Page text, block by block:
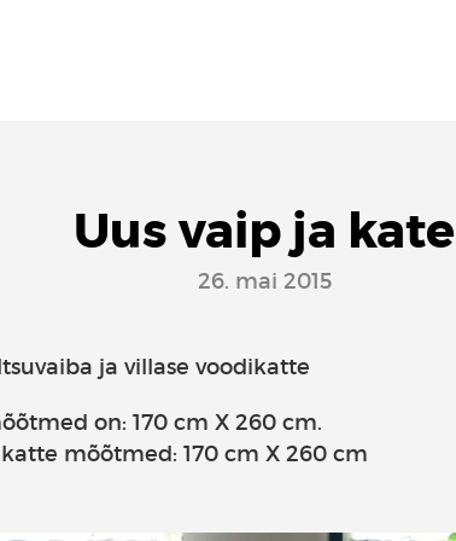
Uus vaip ja kate
26. mai 2015
ja villase voodikatte
on: 170 cm X 260 cm.
mõõtmed: 170 cm X 260 cm